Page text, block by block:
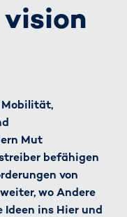
Mobilität,
Mut
befähigen
von
wo Andere
ins Hier und